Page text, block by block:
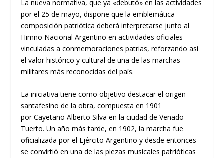
La nueva normativa, que ya «debutó» en las actividades
por el 25 de mayo, dispone que la emblemática
composición patriótica deberá interpretarse junto al
Himno Nacional Argentino en actividades oficiales
vinculadas a conmemoraciones patrias, reforzando así
el valor histórico y cultural de una de las marchas
militares más reconocidas del país.
La iniciativa tiene como objetivo destacar el origen
santafesino de la obra, compuesta en 1901
por Cayetano Alberto Silva en la ciudad de Venado
Tuerto. Un año más tarde, en 1902, la marcha fue
oficializada por el Ejército Argentino y desde entonces
se convirtió en una de las piezas musicales patrióticas